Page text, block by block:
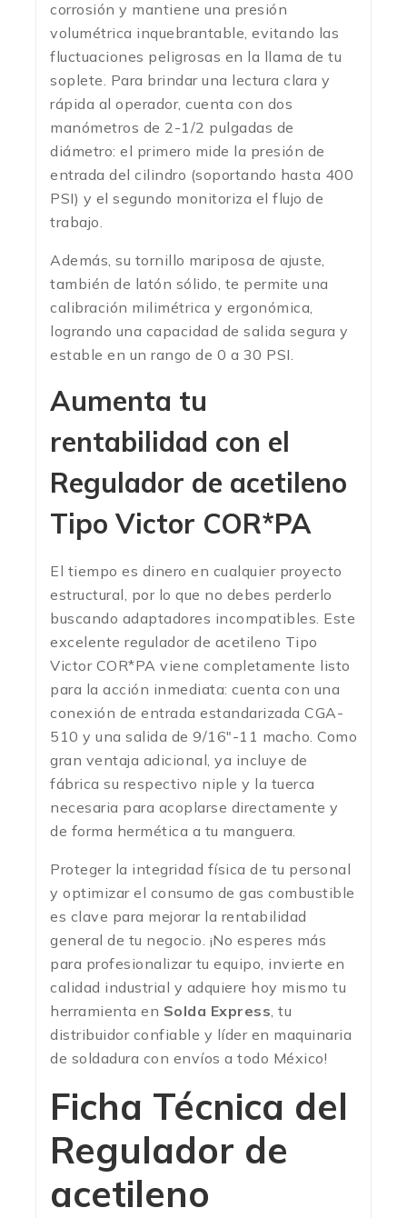
corrosión y mantiene una presión
volumétrica inquebrantable, evitando las
fluctuaciones peligrosas en la llama de tu
soplete. Para brindar una lectura clara y
rápida al operador, cuenta con dos
manómetros de 2-1/2 pulgadas de
diámetro: el primero mide la presión de
entrada del cilindro (soportando hasta 400
PSI) y el segundo monitoriza el flujo de
trabajo.
Además, su tornillo mariposa de ajuste,
también de latón sólido, te permite una
calibración milimétrica y ergonómica,
logrando una capacidad de salida segura y
estable en un rango de 0 a 30 PSI.
Aumenta tu
rentabilidad con el
Regulador de acetileno
Tipo Victor COR*PA
El tiempo es dinero en cualquier proyecto
estructural, por lo que no debes perderlo
buscando adaptadores incompatibles. Este
excelente regulador de acetileno Tipo
Victor COR*PA viene completamente listo
para la acción inmediata: cuenta con una
conexión de entrada estandarizada CGA-
510 y una salida de 9/16″-11 macho. Como
gran ventaja adicional, ya incluye de
fábrica su respectivo niple y la tuerca
necesaria para acoplarse directamente y
de forma hermética a tu manguera.
Proteger la integridad física de tu personal
y optimizar el consumo de gas combustible
es clave para mejorar la rentabilidad
general de tu negocio. ¡No esperes más
para profesionalizar tu equipo, invierte en
calidad industrial y adquiere hoy mismo tu
herramienta en Solda Express, tu
distribuidor confiable y líder en maquinaria
de soldadura con envíos a todo México!
Ficha Técnica del
Regulador de
acetileno